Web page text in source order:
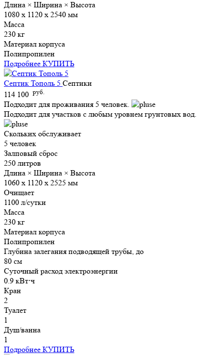
Длина × Ширина × Высота
1080 х 1120 х 2540 мм
Масса
230 кг
Материал корпуса
Полипропилен
Подробнее КУПИТЬ
Септик Тополь 5 Септики
114 100 руб.
Подходит для проживания 5 человек.
Подходит для участков с любым уровнем грунтовых вод.
Скольких обслуживает
5 человек
Залповый сброс
250 литров
Длина × Ширина × Высота
1060 х 1120 х 2525 мм
Очищает
1100 л/сутки
Масса
230 кг
Материал корпуса
Полипропилен
Глубина залегания подводящей трубы, до
80 см
Суточный расход электроэнергии
0.9 кВт⋅ч
Кран
2
Туалет
1
Душ/ванна
1
Подробнее КУПИТЬ